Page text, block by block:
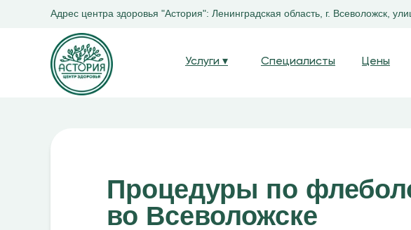
Услуги ▾
+7 (931)-390-94-96
Цены
Специалисты
Адрес центра здоровья "Астория": Ленинградская область, г. Всеволожск,
Процедуры по
во Всеволожске